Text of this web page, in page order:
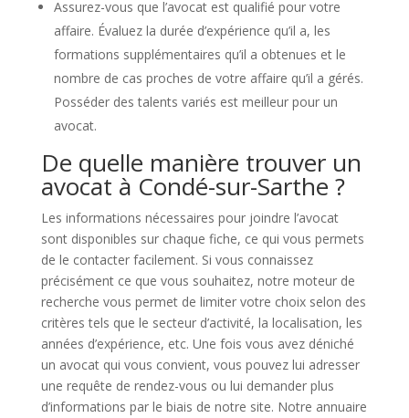
Assurez-vous que l’avocat est qualifié pour votre
affaire. Évaluez la durée d’expérience qu’il a, les
formations supplémentaires qu’il a obtenues et le
nombre de cas proches de votre affaire qu’il a gérés.
Posséder des talents variés est meilleur pour un
avocat.
De quelle manière trouver un
avocat à Condé-sur-Sarthe ?
Les informations nécessaires pour joindre l’avocat
sont disponibles sur chaque fiche, ce qui vous permets
de le contacter facilement. Si vous connaissez
précisément ce que vous souhaitez, notre moteur de
recherche vous permet de limiter votre choix selon des
critères tels que le secteur d’activité, la localisation, les
années d’expérience, etc. Une fois vous avez déniché
un avocat qui vous convient, vous pouvez lui adresser
une requête de rendez-vous ou lui demander plus
d’informations par le biais de notre site. Notre annuaire